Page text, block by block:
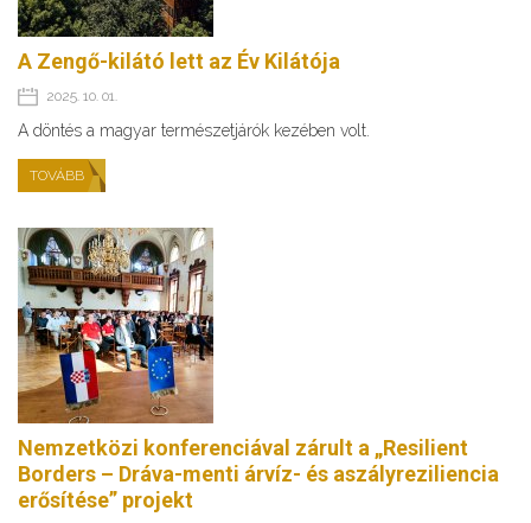
A Zengő-kilátó lett az Év Kilátója
2025. 10. 01.
A döntés a magyar természetjárók kezében volt.
TOVÁBB
Nemzetközi konferenciával zárult a „Resilient
Borders – Dráva-menti árvíz- és aszályreziliencia
erősítése” projekt